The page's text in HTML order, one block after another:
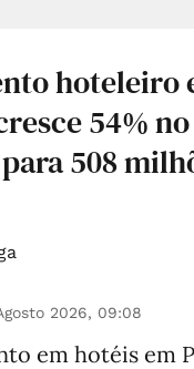
hoteleiro
54% no
508
2026, 09:08
em hotéis em